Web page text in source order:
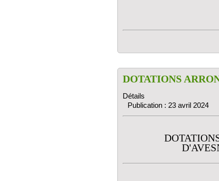
DOTATIONS
Détails
Publication : 23 avril 2024